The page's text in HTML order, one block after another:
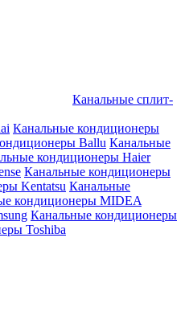
Канальные сплит-
Канальные кондиционеры
Ballu Канальные
кондиционеры Haier
Канальные кондиционеры
Kentatsu Канальные
кондиционеры MIDEA
Канальные кондиционеры
Toshiba